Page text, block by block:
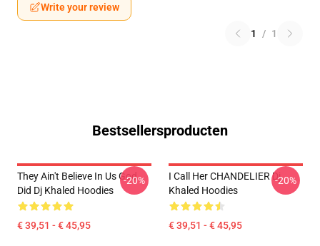
Write your review
1 / 1
Bestsellersproducten
They Ain't Believe In Us God
Did Dj Khaled Hoodies
€ 39,51 - € 45,95
-20%
I Call Her CHANDELIER Dj
Khaled Hoodies
€ 39,51 - € 45,95
-20%